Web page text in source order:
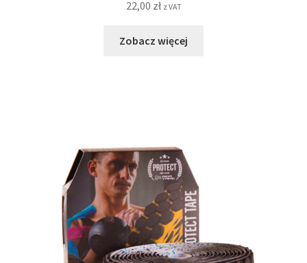
22,00 zł z VAT
Zobacz więcej